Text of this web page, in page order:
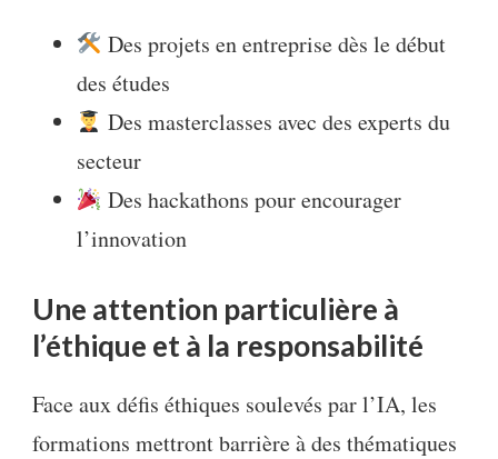
Des projets en entreprise dès le début
des études
Des masterclasses avec des experts du
secteur
Des hackathons pour encourager
l’innovation
Une attention particulière à
l’éthique et à la responsabilité
Face aux défis éthiques soulevés par l’IA, les
formations mettront barrière à des thématiques